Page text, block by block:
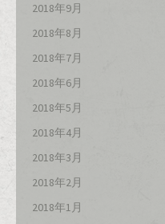
2018年9月
2018年8月
2018年7月
2018年6月
2018年5月
2018年4月
2018年3月
2018年2月
2018年1月